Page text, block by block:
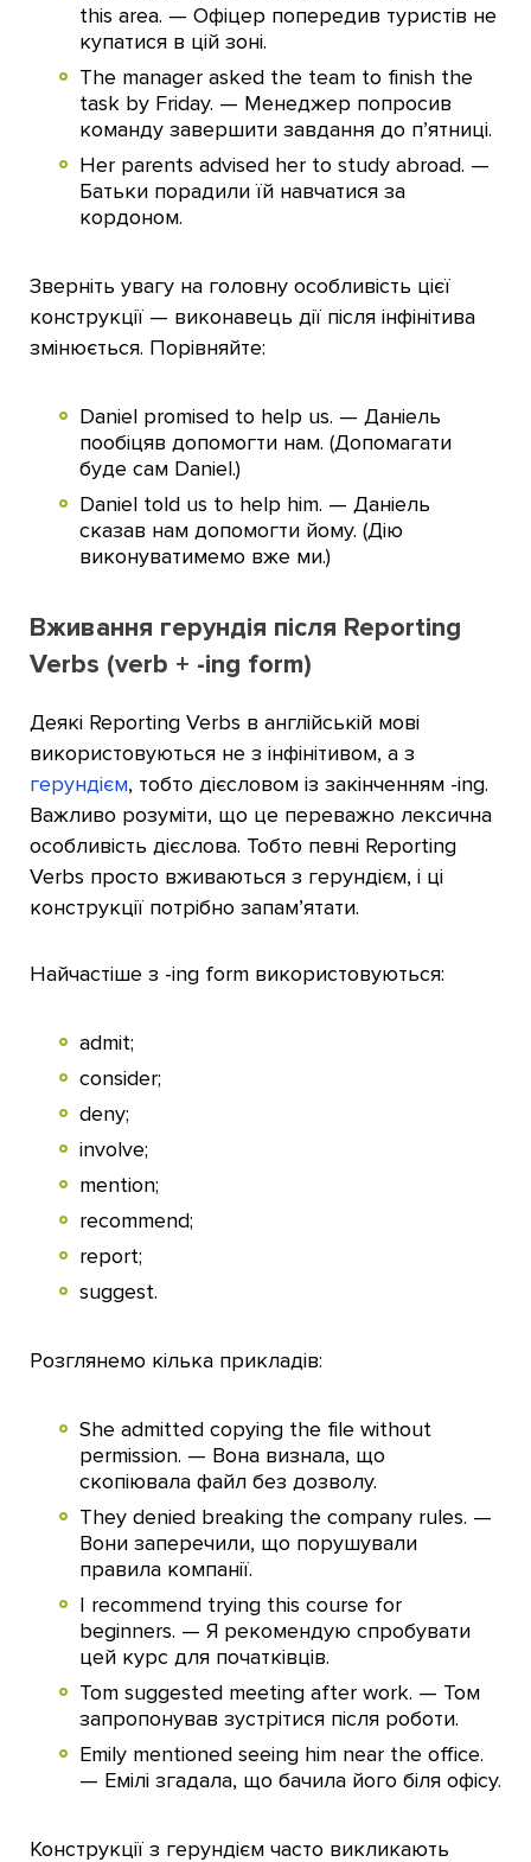
this area. — Офіцер попередив туристів не
купатися в цій зоні.
The manager asked the team to finish the
task by Friday. — Менеджер попросив
команду завершити завдання до п’ятниці.
Her parents advised her to study abroad. —
Батьки порадили їй навчатися за
кордоном.
Зверніть увагу на головну особливість цієї
конструкції — виконавець дії після інфінітива
змінюється. Порівняйте:
Daniel promised to help us. — Даніель
пообіцяв допомогти нам. (Допомагати
буде сам Daniel.)
Daniel told us to help him. — Даніель
сказав нам допомогти йому. (Дію
виконуватимемо вже ми.)
Вживання герундія після Reporting
Verbs (verb + -ing form)
Деякі Reporting Verbs в англійській мові
використовуються не з інфінітивом, а з
герундієм, тобто дієсловом із закінченням -ing.
Важливо розуміти, що це переважно лексична
особливість дієслова. Тобто певні Reporting
Verbs просто вживаються з герундієм, і ці
конструкції потрібно запам’ятати.
Найчастіше з -ing form використовуються:
admit;
consider;
deny;
involve;
mention;
recommend;
report;
suggest.
Розглянемо кілька прикладів:
She admitted copying the file without
permission. — Вона визнала, що
скопіювала файл без дозволу.
They denied breaking the company rules. —
Вони заперечили, що порушували
правила компанії.
I recommend trying this course for
beginners. — Я рекомендую спробувати
цей курс для початківців.
Tom suggested meeting after work. — Том
запропонував зустрітися після роботи.
Emily mentioned seeing him near the office.
— Емілі згадала, що бачила його біля офісу.
Конструкції з герундієм часто викликають